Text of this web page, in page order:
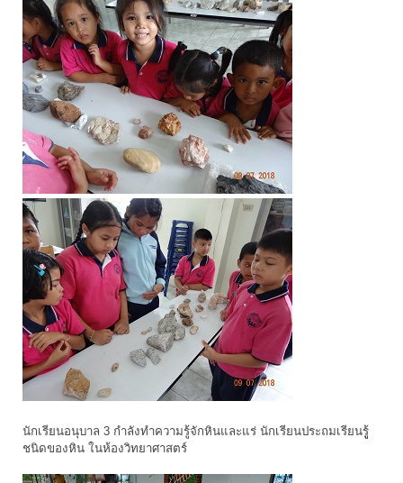
นักเรียนอนุบาล 3 กำลังทำความรู้จักหินและแร่ นักเรียนประถมเรียนรูู้
ชนิดของหิน ในห้องวิทยาศาสตร์